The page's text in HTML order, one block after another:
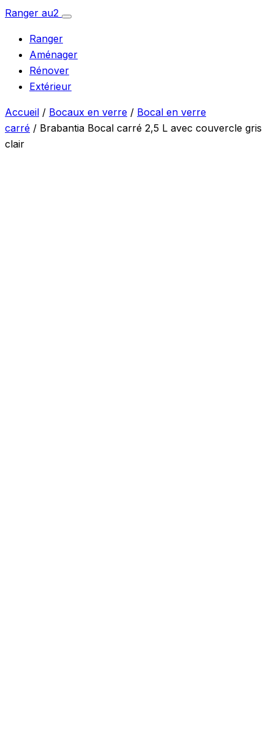
Aller
contenu
Ranger au2
Ouvrir
Ranger
Aménager
Rénover
Extérieur
Accueil / Bocaux en verre / Bocal en verre
carré / Brabantia Bocal carré 2,5 L avec couvercle gris
clair